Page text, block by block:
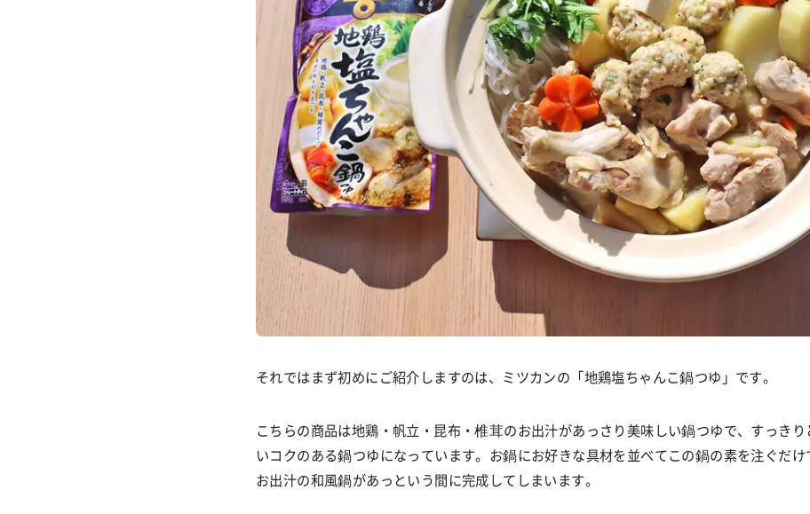
それではまず初めにご紹介しますのは、ミツカンの「地鶏塩ちゃんこ鍋つゆ」です。
こちらの商品は地鶏・帆立・昆布・椎茸のお出汁があっさり美味しい鍋つゆで、すっきり
いコクのある鍋つゆになっています。お鍋にお好きな具材を並べてこの鍋の素を注ぐだけ
お出汁の和風鍋があっという間に完成してしまいます。